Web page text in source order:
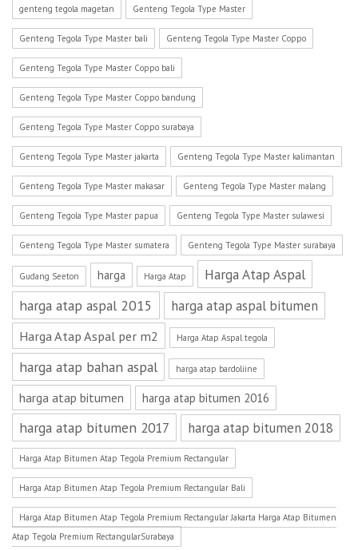
genteng tegola magetan Genteng Tegola Type Master
Genteng Tegola Type Master bali Genteng Tegola Type Master Coppo
Genteng Tegola Type Master Coppo bali
Genteng Tegola Type Master Coppo bandung
Genteng Tegola Type Master Coppo surabaya
Genteng Tegola Type Master jakarta Genteng Tegola Type Master kalimantan
Genteng Tegola Type Master makasar Genteng Tegola Type Master malang
Genteng Tegola Type Master papua Genteng Tegola Type Master sulawesi
Genteng Tegola Type Master sumatera Genteng Tegola Type Master surabaya
Gudang Seeton harga Harga Atap
Harga Atap Aspal
harga atap aspal 2015
harga atap aspal bitumen
Harga Atap Aspal per m2 Harga Atap Aspal tegola
harga atap bahan aspal harga atap bardoliine
harga atap bitumen harga atap bitumen 2016
harga atap bitumen 2017 harga atap bitumen 2018
Harga Atap Bitumen Atap Tegola Premium Rectangular
Harga Atap Bitumen Atap Tegola Premium Rectangular Bali
Harga Atap Bitumen Atap Tegola Premium Rectangular Jakarta Harga Atap Bitumen
Atap Tegola Premium RectangularSurabaya